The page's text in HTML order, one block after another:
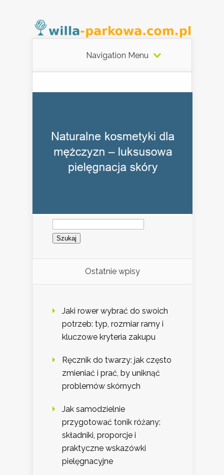
Navigation Menu
Szukaj:
Ostatnie wpisy
Jaki rower wybrać do swoich
potrzeb: typ, rozmiar ramy i
kluczowe kryteria zakupu
Ręcznik do twarzy: jak często
zmieniać i prać, by uniknąć
problemów skórnych
Jak samodzielnie
przygotować tonik różany:
składniki, proporcje i
praktyczne wskazówki
pielęgnacyjne